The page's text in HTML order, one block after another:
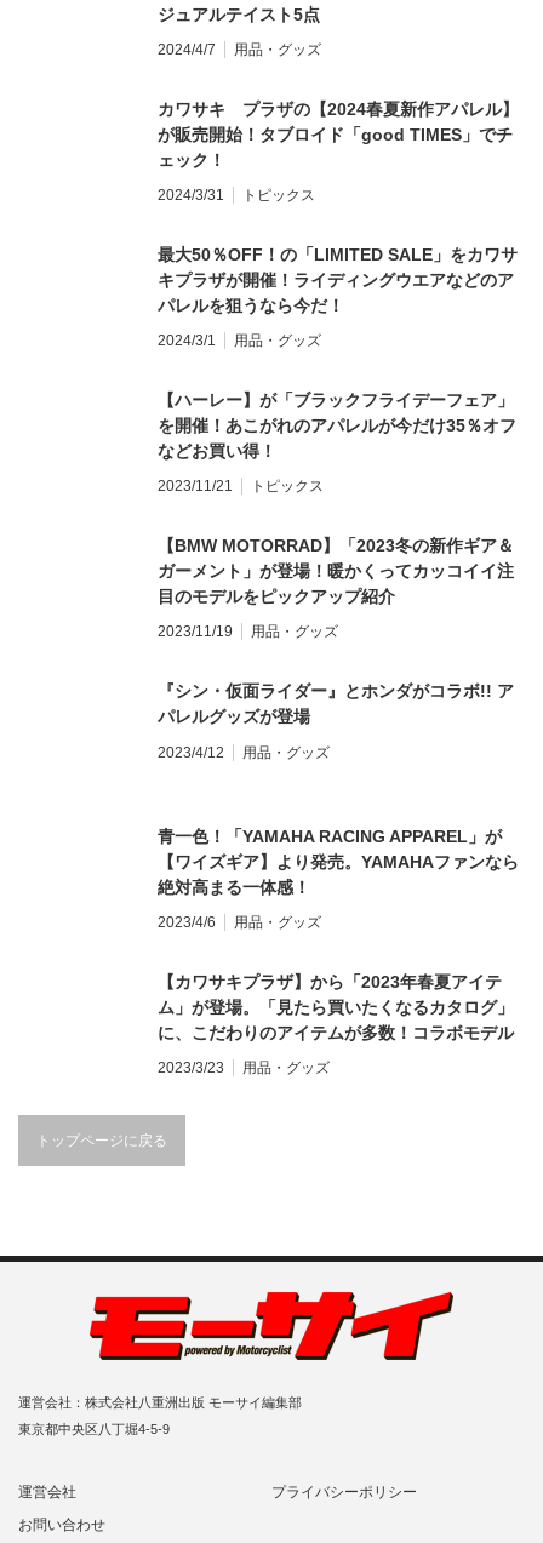
ジュアルテイスト5点
2024/4/7 用品・グッズ
カワサキ プラザの【2024春夏新作アパレル】
が販売開始！タブロイド「good TIMES」でチ
ェック！
2024/3/31 トピックス
最大50％OFF！の「LIMITED SALE」をカワサ
キプラザが開催！ライディングウエアなどのア
パレルを狙うなら今だ！
2024/3/1 用品・グッズ
【ハーレー】が「ブラックフライデーフェア」
を開催！あこがれのアパレルが今だけ35％オフ
などお買い得！
2023/11/21 トピックス
【BMW MOTORRAD】「2023冬の新作ギア＆
ガーメント」が登場！暖かくってカッコイイ注
目のモデルをピックアップ紹介
2023/11/19 用品・グッズ
『シン・仮面ライダー』とホンダがコラボ!! ア
パレルグッズが登場
2023/4/12 用品・グッズ
青一色！「YAMAHA RACING APPAREL」が
【ワイズギア】より発売。YAMAHAファンなら
絶対高まる一体感！
2023/4/6 用品・グッズ
【カワサキプラザ】から「2023年春夏アイテ
ム」が登場。「見たら買いたくなるカタログ」
に、こだわりのアイテムが多数！コラボモデル
が魅力的だ
2023/3/23 用品・グッズ
トップページに戻る
運営会社：株式会社八重洲出版 モーサイ編集部
東京都中央区八丁堀4-5-9
運営会社
プライバシーポリシー
お問い合わせ